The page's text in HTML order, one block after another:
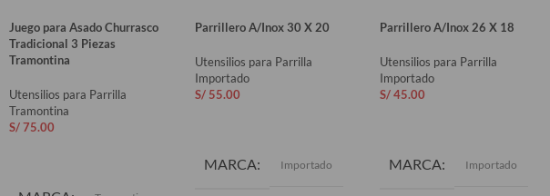
Juego para Asado Churrasco
Tradicional 3 Piezas
Tramontina
Utensilios para Parrilla
Tramontina
S/75.00
Parrillero A/Inox 30 X 20
Utensilios para Parrilla
Importado
S/55.00
MARCA Importado
Parrillero A/Inox 26 X 18
Utensilios para Parrilla
Importado
S/45.00
MARCA Importado